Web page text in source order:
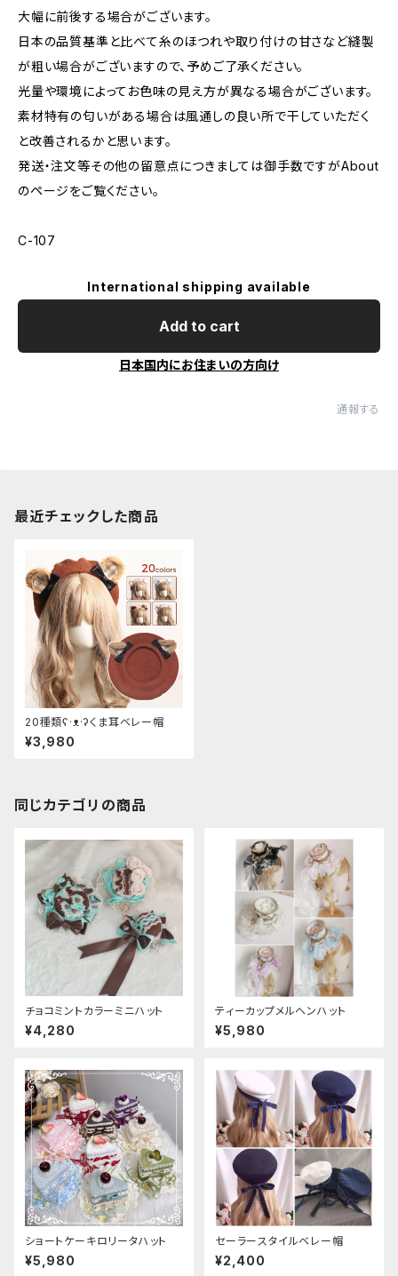
大幅に前後する場合がございます。
日本の品質基準と比べて糸のほつれや取り付けの甘さなど縫製
が粗い場合がございますので、予めご了承ください。
光量や環境によってお色味の見え方が異なる場合がございます。
素材特有の匂いがある場合は風通しの良い所で干していただく
と改善されるかと思います。
発送・注文等その他の留意点につきましては御手数ですがAbout
のページをご覧ください。
C-107
International shipping available
Add to cart
日本国内にお住まいの方向け
通報する
最近チェックした商品
20種類ʕ·ᴥ·ʔくま耳ベレー帽
¥3,980
同じカテゴリの商品
チョコミントカラーミニハット
¥4,280
ティーカップメルヘンハット
¥5,980
ショートケーキロリータハット
¥5,980
セーラースタイルベレー帽
¥2,400